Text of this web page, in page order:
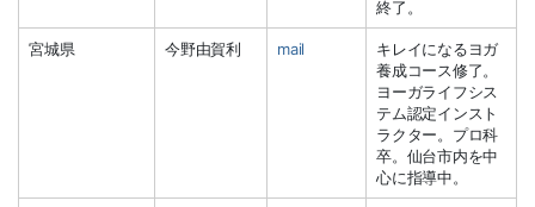
終了。
宮城県 今野由賀利 mail
キレイになるヨガ
養成コース修了。
ヨーガライフシス
テム認定インスト
ラクター。プロ科
卒。仙台市内を中
心に指導中。